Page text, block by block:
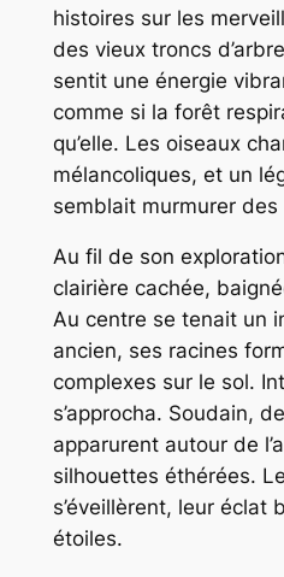
histoires sur les
des vieux troncs
sentit une énergie
comme si la forêt
qu’elle. Les oiseaux
mélancoliques, et un
semblait murmurer
Au fil de son
clairière cachée,
Au centre se tenait un
ancien, ses racines
complexes sur le sol.
s’approcha. Soudain,
apparurent autour de
silhouettes éthérées.
s’éveillèrent, leur éclat
étoiles.